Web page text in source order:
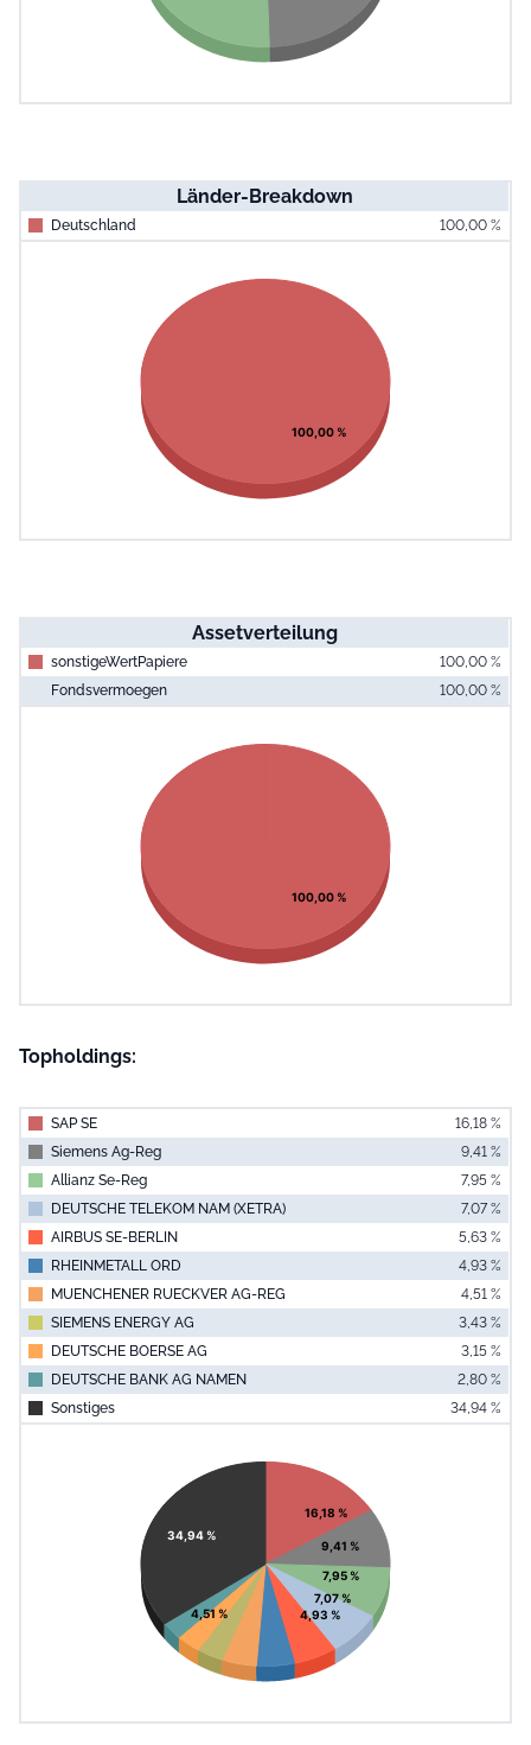
Länder-Breakdown
Deutschland 100,00 %
Pie chart with 1 slice.
View as data table, Chart
100,00 %
Assetverteilung
sonstigeWertPapiere
100,00 %
Fondsvermoegen
100,00 %
Pie chart with 1 slice.
View as data table, Chart
100,00 %
Topholdings:
SAP SE
16,18 %
Siemens Ag-Reg
9,41 %
Allianz Se-Reg
7,95 %
DEUTSCHE TELEKOM NAM (XETRA)
7,07 %
AIRBUS SE-BERLIN
5,63 %
RHEINMETALL ORD
4,93 %
MUENCHENER RUECKVER AG-REG
4,51 %
SIEMENS ENERGY AG
3,43 %
DEUTSCHE BOERSE AG
3,15 %
DEUTSCHE BANK AG NAMEN
2,80 %
Sonstiges
34,94 %
Pie chart with 11 slices.
View as data table, Chart
16,18 %
9,41 %
7,95 %
7,07 %
4,93 %
4,51 %
34,94 %